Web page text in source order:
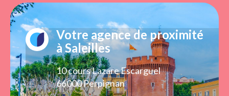
Votre agence de proximité
à Saleilles
10 cours Lazare Escarguel
66000 Perpignan